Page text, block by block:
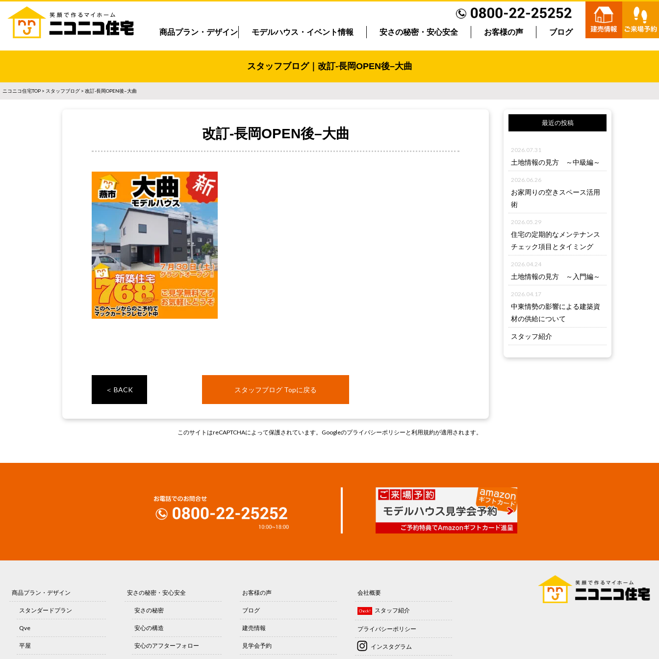
商品プラン・デザイン モデルハウス・イベント情報 安さの秘密・安心安全 お客様の声 ブログ
スタッフブログ｜改訂-長岡OPEN後–大曲
ニコニコ住宅TOP > スタッフブログ > 改訂-長岡OPEN後–大曲
改訂-長岡OPEN後–大曲
＜ BACK スタッフブログ Topに戻る
最近の投稿
2026.07.31
土地情報の見方 ～中級編～
2026.06.26
お家周りの空きスペース活用
術
2026.05.29
住宅の定期的なメンテナンス
チェック項目とタイミング
2026.04.24
土地情報の見方 ～入門編～
2026.04.17
中東情勢の影響による建築資
材の供給について
スタッフ紹介
このサイトはreCAPTCHAによって保護されています。Googleのプライバシーポリシー と利用規約が適用されます。
商品プラン・デザイン
スタンダードプラン
Qve
平屋
安さの秘密・安心安全
安さの秘密
安心の構造
安心のアフターフォロー
お客様の声
ブログ
建売情報
見学会予約
会社概要
Check! スタッフ紹介
プライバシーポリシー
インスタグラム